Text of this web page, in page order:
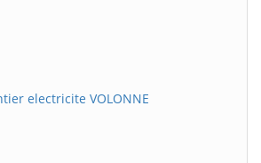
electricite VOLONNE